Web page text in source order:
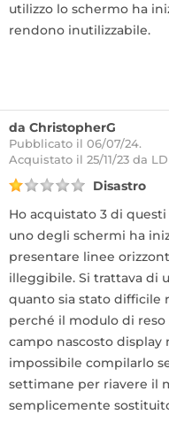
utilizzo lo schermo ha
rendono inutilizzabile.
da ChristopherG
Pubblicato il 06/07/24.
Acquistato il 25/11/23 da
Disastro
Ho acquistato 3 di
uno degli schermi ha
presentare linee
illeggibile. Si trattava di
quanto sia stato difficile
perché il modulo di
campo nascosto
impossibile compilarlo
settimane per riavere il
semplicemente